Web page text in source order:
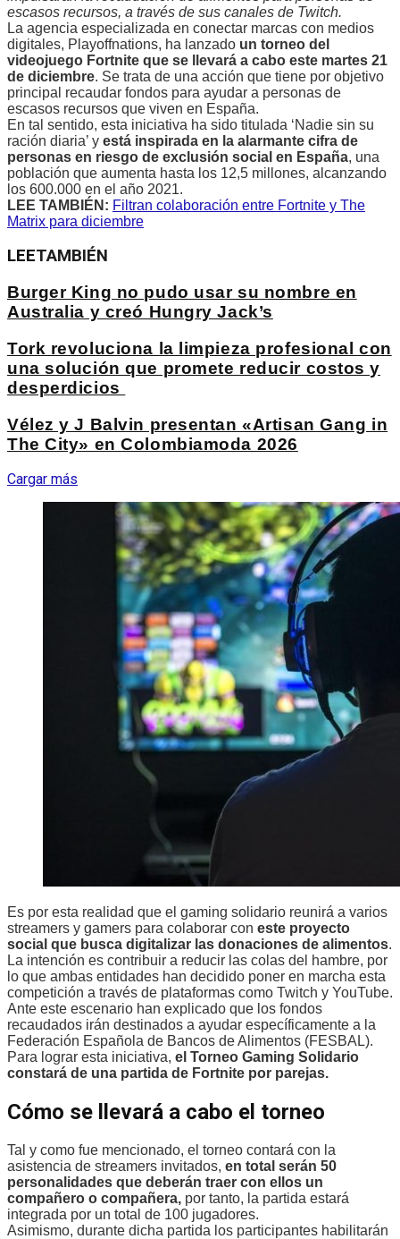
escasos recursos, a través de sus canales de Twitch.
La agencia especializada en conectar marcas con medios
digitales, Playoffnations, ha lanzado un torneo del
videojuego Fortnite que se llevará a cabo este martes 21
de diciembre. Se trata de una acción que tiene por objetivo
principal recaudar fondos para ayudar a personas de
escasos recursos que viven en España.
En tal sentido, esta iniciativa ha sido titulada ‘Nadie sin su
ración diaria’ y está inspirada en la alarmante cifra de
personas en riesgo de exclusión social en España, una
población que aumenta hasta los 12,5 millones, alcanzando
los 600.000 en el año 2021.
LEE TAMBIÉN: Filtran colaboración entre Fortnite y The
Matrix para diciembre
LEETAMBIÉN
Burger King no pudo usar su nombre en
Australia y creó Hungry Jack’s
Tork revoluciona la limpieza profesional con
una solución que promete reducir costos y
desperdicios
Vélez y J Balvin presentan «Artisan Gang in
The City» en Colombiamoda 2026
Cargar más
Es por esta realidad que el gaming solidario reunirá a varios
streamers y gamers para colaborar con este proyecto
social que busca digitalizar las donaciones de alimentos.
La intención es contribuir a reducir las colas del hambre, por
lo que ambas entidades han decidido poner en marcha esta
competición a través de plataformas como Twitch y YouTube.
Ante este escenario han explicado que los fondos
recaudados irán destinados a ayudar específicamente a la
Federación Española de Bancos de Alimentos (FESBAL).
Para lograr esta iniciativa, el Torneo Gaming Solidario
constará de una partida de Fortnite por parejas.
Cómo se llevará a cabo el torneo
Tal y como fue mencionado, el torneo contará con la
asistencia de streamers invitados, en total serán 50
personalidades que deberán traer con ellos un
compañero o compañera, por tanto, la partida estará
integrada por un total de 100 jugadores.
Asimismo, durante dicha partida los participantes habilitarán